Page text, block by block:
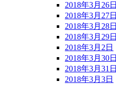
2018年3月26日
2018年3月27日
2018年3月28日
2018年3月29日
2018年3月2日
2018年3月30日
2018年3月31日
2018年3月3日